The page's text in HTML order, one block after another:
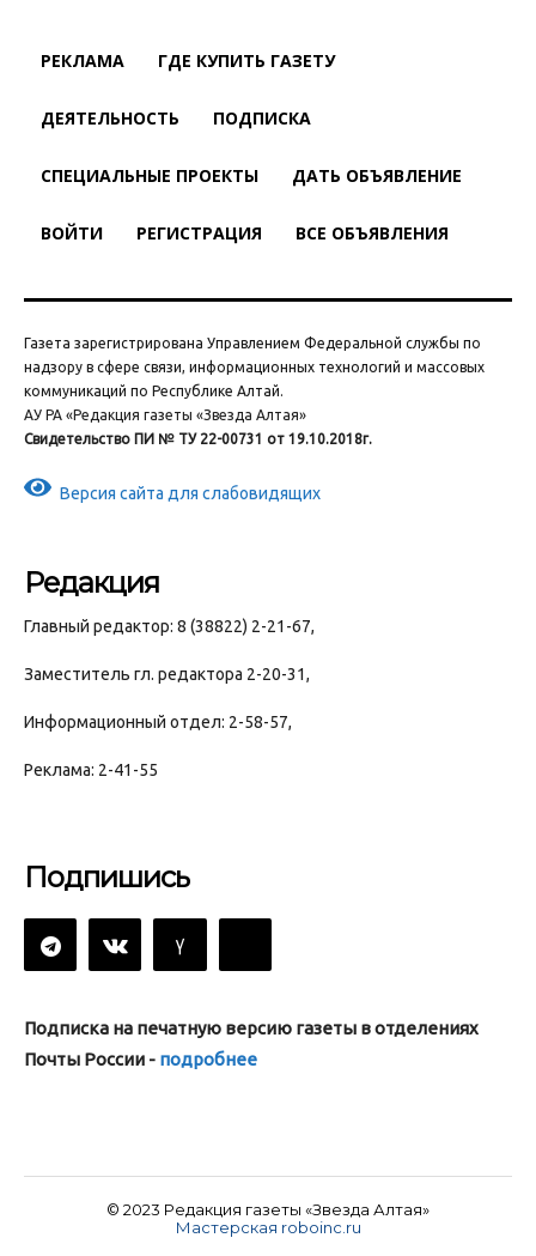
РЕКЛАМА ГДЕ КУПИТЬ ГАЗЕТУ
ДЕЯТЕЛЬНОСТЬ ПОДПИСКА
СПЕЦИАЛЬНЫЕ ПРОЕКТЫ ДАТЬ ОБЪЯВЛЕНИЕ
ВОЙТИ РЕГИСТРАЦИЯ ВСЕ ОБЪЯВЛЕНИЯ
Газета зарегистрирована Управлением Федеральной службы по
надзору в сфере связи, информационных технологий и массовых
коммуникаций по Республике Алтай.
АУ РА «Редакция газеты «Звезда Алтая»
Свидетельство ПИ № ТУ 22-00731 от 19.10.2018г.
Версия сайта для слабовидящих
Редакция
Главный редактор: 8 (38822) 2-21-67,
Заместитель гл. редактора 2-20-31,
Информационный отдел: 2-58-57,
Реклама: 2-41-55
Подпишись
Подписка на печатную версию газеты в отделениях
Почты России - подробнее
© 2023 Редакция газеты «Звезда Алтая»
Мастерская roboinc.ru